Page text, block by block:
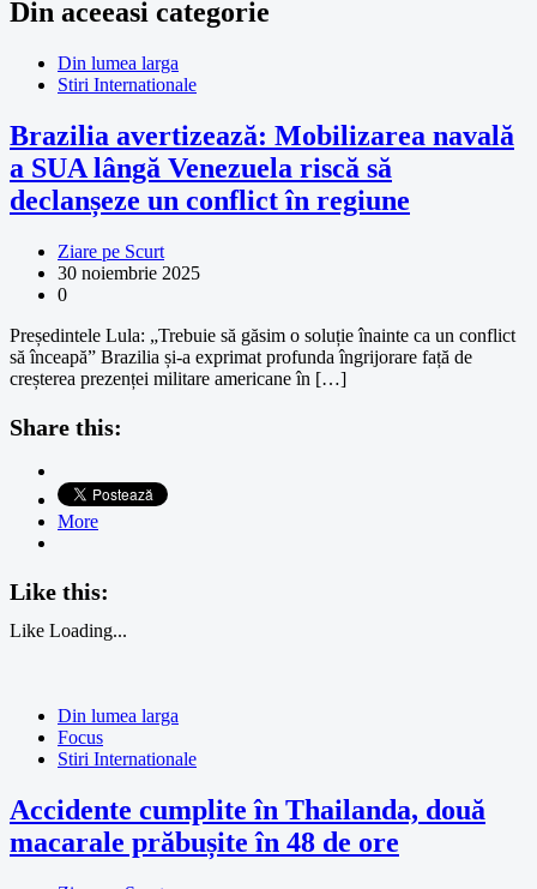
Din aceeasi categorie
Din lumea larga
Stiri Internationale
Brazilia avertizează: Mobilizarea navală
a SUA lângă Venezuela riscă să
declanșeze un conflict în regiune
Ziare pe Scurt
30 noiembrie 2025
0
Președintele Lula: „Trebuie să găsim o soluție înainte ca un conflict
să înceapă” Brazilia și-a exprimat profunda îngrijorare față de
creșterea prezenței militare americane în […]
Share this:
More
Like this:
Like Loading...
Din lumea larga
Focus
Stiri Internationale
Accidente cumplite în Thailanda, două
macarale prăbușite în 48 de ore